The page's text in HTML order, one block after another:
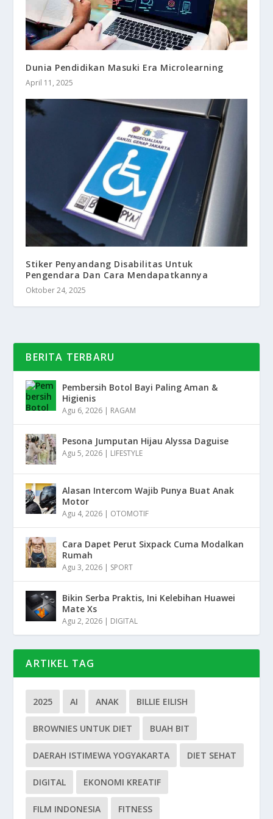
Dunia Pendidikan Masuki Era Microlearning
April 11, 2025
Stiker Penyandang Disabilitas Untuk
Pengendara Dan Cara Mendapatkannya
Oktober 24, 2025
BERITA TERBARU
Pembersih Botol Bayi Paling Aman &
Higienis
Agu 6, 2026 | RAGAM
Pesona Jumputan Hijau Alyssa Daguise
Agu 5, 2026 | LIFESTYLE
Alasan Intercom Wajib Punya Buat Anak
Motor
Agu 4, 2026 | OTOMOTIF
Cara Dapet Perut Sixpack Cuma Modalkan
Rumah
Agu 3, 2026 | SPORT
Bikin Serba Praktis, Ini Kelebihan Huawei
Mate Xs
Agu 2, 2026 | DIGITAL
ARTIKEL TAG
2025 AI ANAK BILLIE EILISH
BROWNIES UNTUK DIET BUAH BIT
DAERAH ISTIMEWA YOGYAKARTA DIET SEHAT
DIGITAL EKONOMI KREATIF
FILM INDONESIA FITNESS